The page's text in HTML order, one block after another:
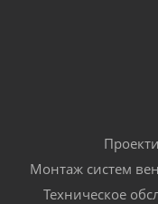
Монтаж систем
Техническое